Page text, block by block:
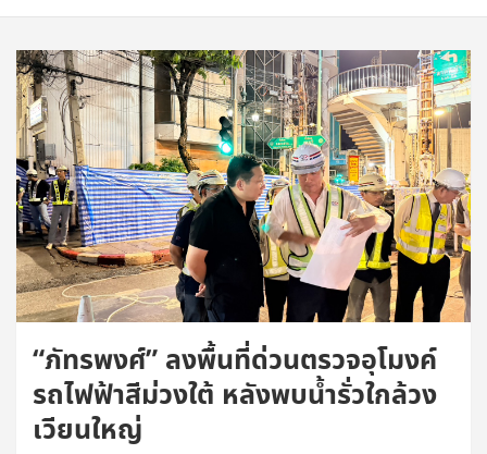
“ภัทรพงศ์” ลงพื้นที่ด่วนตรวจอุโมงค์
รถไฟฟ้าสีม่วงใต้ หลังพบน้ำรั่วใกล้วง
เวียนใหญ่